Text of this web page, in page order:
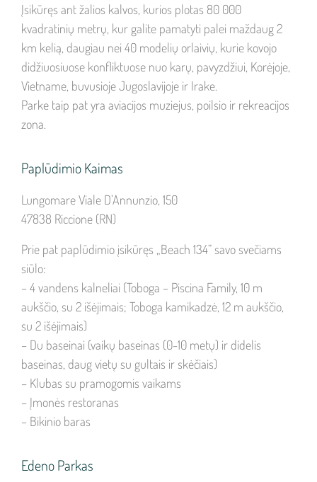
Įsikūręs ant žalios kalvos, kurios plotas 80 000
kvadratinių metrų, kur galite pamatyti palei maždaug 2
km kelią, daugiau nei 40 modelių orlaivių, kurie kovojo
didžiuosiuose konfliktuose nuo karų, pavyzdžiui, Korėjoje,
Vietname, buvusioje Jugoslavijoje ir Irake.
Parke taip pat yra aviacijos muziejus, poilsio ir rekreacijos
zona.
Paplūdimio Kaimas
Lungomare Viale D’Annunzio, 150
47838 Riccione (RN)
Prie pat paplūdimio įsikūręs „Beach 134” savo svečiams
siūlo:
– 4 vandens kalneliai (Toboga – Piscina Family, 10 m
aukščio, su 2 išėjimais; Toboga kamikadzė, 12 m aukščio,
su 2 išėjimais)
– Du baseinai (vaikų baseinas (0-10 metų) ir didelis
baseinas, daug vietų su gultais ir skėčiais)
– Klubas su pramogomis vaikams
– Įmonės restoranas
– Bikinio baras
Edeno Parkas